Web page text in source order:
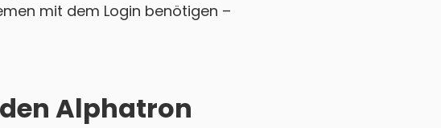
mit dem Login benötigen –
Alphatron